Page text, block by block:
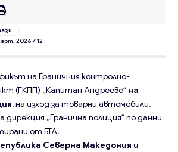
2026 7:12
на Граничния контролно-
(ГКПП) „Капитан Андреево“ на
, на изход за товарни автомобили,
дирекция „Гранична полиция“ по данни
от БТА.
Северна Македония и